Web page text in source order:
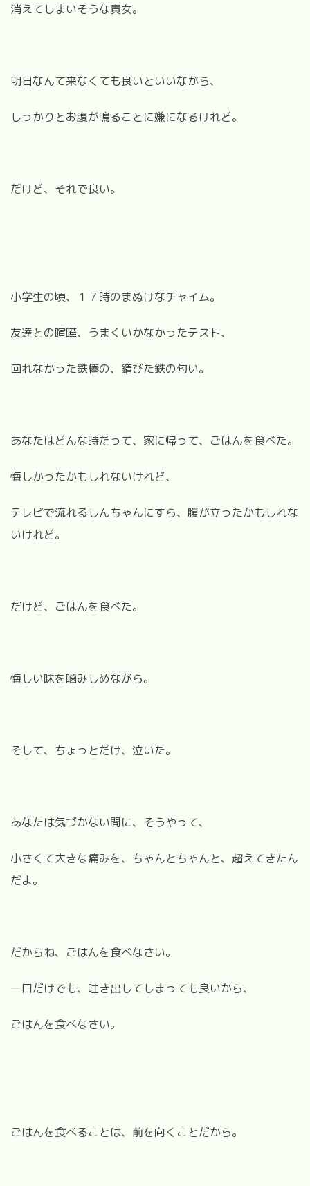
消えてしまいそうな貴女。
明日なんて来なくても良いといいながら、
しっかりとお腹が鳴ることに嫌になるけれど。
だけど、それで良い。
小学生の頃、１７時のまぬけなチャイム。
友達との喧嘩、うまくいかなかったテスト、
回れなかった鉄棒の、錆びた鉄の匂い。
あなたはどんな時だって、家に帰って、ごはんを食べた。
悔しかったかもしれないけれど、
テレビで流れるしんちゃんにすら、腹が立ったかもしれな
いけれど。
だけど、ごはんを食べた。
悔しい味を噛みしめながら。
そして、ちょっとだけ、泣いた。
あなたは気づかない間に、そうやって、
小さくて大きな痛みを、ちゃんとちゃんと、超えてきたん
だよ。
だからね、ごはんを食べなさい。
一口だけでも、吐き出してしまっても良いから、
ごはんを食べなさい。
ごはんを食べることは、前を向くことだから。